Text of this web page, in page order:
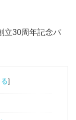
立30周年記念パ
]